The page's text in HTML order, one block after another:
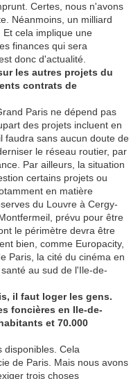
Certes, nous n'avons
Néanmoins, un milliard
cela implique une
finances qui sera
donc d'actualité.
les autres projets du
contrats de
Paris ne dépend pas
des projets incluent en
faudra sans aucun doute de
le réseau routier, par
Par ailleurs, la situation
certains projets ou
en matière
du Louvre à Cergy-
prévu pour être
le périmètre devra être
bien, comme Europacity,
Paris, la cité du cinéma en
au sud de l'Ile-de-
il faut loger les gens.
foncières en Ile-de-
et 70.000
disponibles. Cela
de Paris. Mais nous avons
trois choses